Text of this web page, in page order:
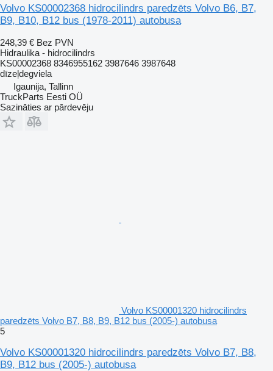
Volvo KS00002368 hidrocilindrs paredzēts Volvo B6, B7,
B9, B10, B12 bus (1978-2011) autobusa
248,39 € Bez PVN
Hidraulika - hidrocilindrs
KS00002368 8346955162 3987646 3987648
dīzeļdegviela
Igaunija, Tallinn
TruckParts Eesti OÜ
Sazināties ar pārdevēju
Volvo KS00001320 hidrocilindrs
paredzēts Volvo B7, B8, B9, B12 bus (2005-) autobusa
5
Volvo KS00001320 hidrocilindrs paredzēts Volvo B7, B8,
B9, B12 bus (2005-) autobusa